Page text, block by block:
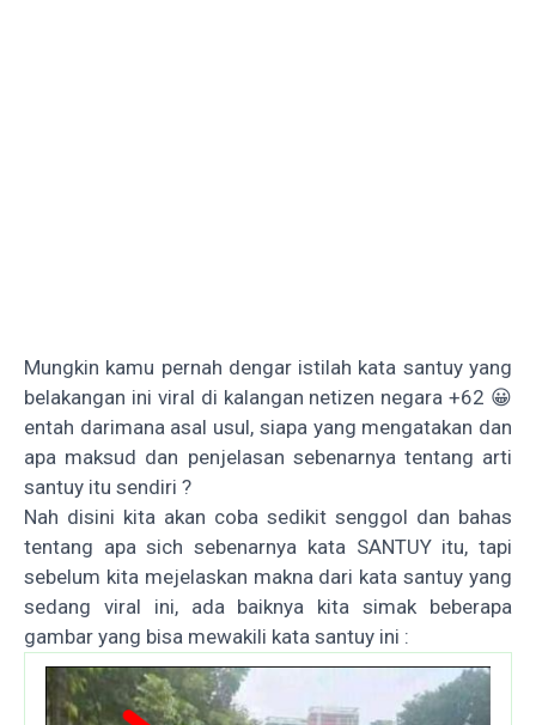
Mungkin kamu pernah dengar istilah kata santuy yang
belakangan ini viral di kalangan netizen negara +62 😀
entah darimana asal usul, siapa yang mengatakan dan
apa maksud dan penjelasan sebenarnya tentang arti
santuy itu sendiri ?
Nah disini kita akan coba sedikit senggol dan bahas
tentang apa sich sebenarnya kata SANTUY itu, tapi
sebelum kita mejelaskan makna dari kata santuy yang
sedang viral ini, ada baiknya kita simak beberapa
gambar yang bisa mewakili kata santuy ini :